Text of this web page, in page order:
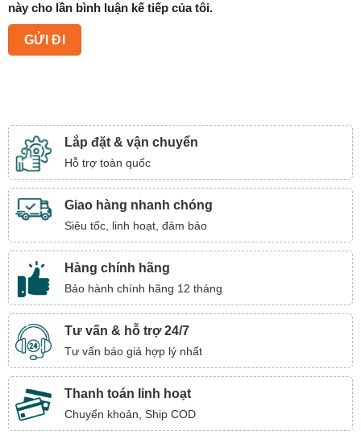
này cho lần bình luận kế tiếp của tôi.
Lắp đặt & vận chuyển
Hỗ trợ toàn quốc
Giao hàng nhanh chóng
Siêu tốc, linh hoạt, đảm bảo
Hàng chính hãng
Bảo hành chính hãng 12 tháng
Tư vấn & hỗ trợ 24/7
Tư vấn báo giá hợp lý nhất
Thanh toán linh hoạt
Chuyển khoản, Ship COD